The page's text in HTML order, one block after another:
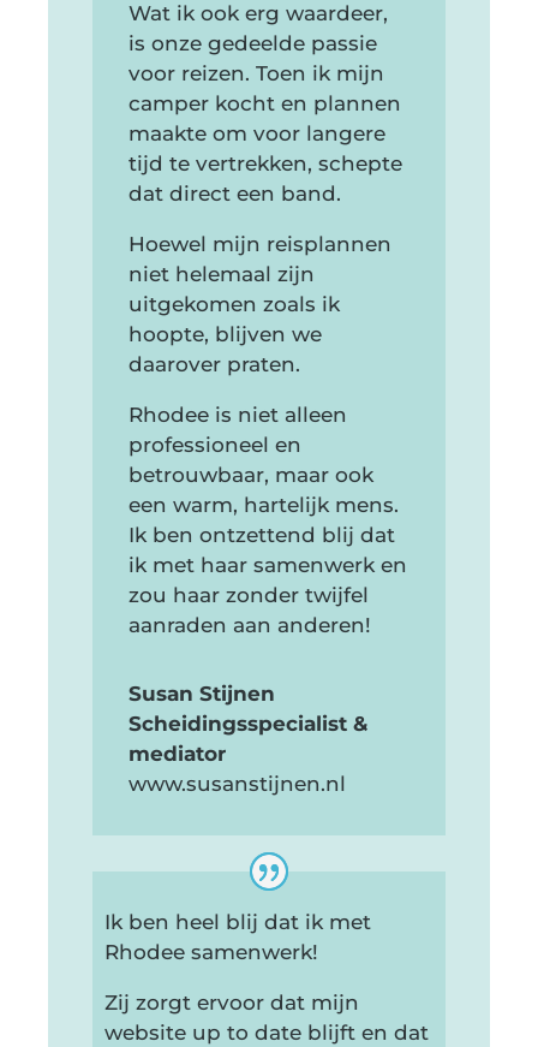
Wat ik ook erg waardeer,
is onze gedeelde passie
voor reizen. Toen ik mijn
camper kocht en plannen
maakte om voor langere
tijd te vertrekken, schepte
dat direct een band.
Hoewel mijn reisplannen
niet helemaal zijn
uitgekomen zoals ik
hoopte, blijven we
daarover praten.
Rhodee is niet alleen
professioneel en
betrouwbaar, maar ook
een warm, hartelijk mens.
Ik ben ontzettend blij dat
ik met haar samenwerk en
zou haar zonder twijfel
aanraden aan anderen!
Susan Stijnen
Scheidingsspecialist &
mediator
www.susanstijnen.nl
Ik ben heel blij dat ik met
Rhodee samenwerk!
Zij zorgt ervoor dat mijn
website up to date blijft en dat